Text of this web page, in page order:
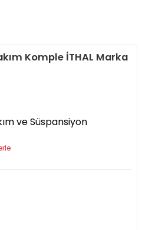
Komple İTHAL Marka
ve Süspansiyon